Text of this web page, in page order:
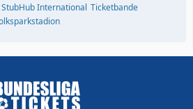
StubHub International Ticketbande